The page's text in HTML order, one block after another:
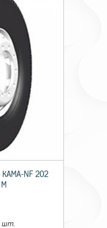
КАМА-NF 202
шт.